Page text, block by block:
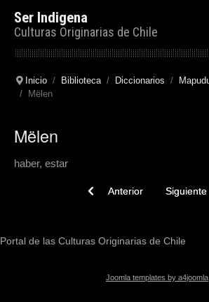
Ser Indigena
Culturas Originarias de Chile
Inicio Biblioteca Diccionarios
Mëlen
Mëlen
haber, estar
Previous article: Mëlekan
Anterior Next
Siguiente
Portal de las Culturas Originarias de Chile
Joomla templates by a4joomla